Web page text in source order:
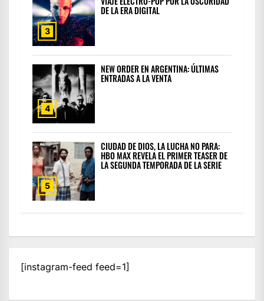
3
DE LA ERA DIGITAL
4
NEW ORDER EN ARGENTINA: ÚLTIMAS
ENTRADAS A LA VENTA
5
CIUDAD DE DIOS, LA LUCHA NO PARA:
HBO MAX REVELA EL PRIMER TEASER DE
LA SEGUNDA TEMPORADA DE LA SERIE
[instagram-feed feed=1]